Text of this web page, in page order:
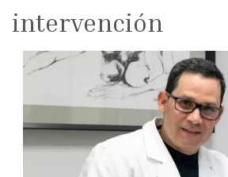
intervención